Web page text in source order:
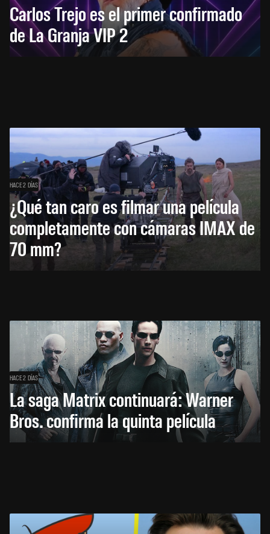
Carlos Trejo es el primer confirmado
de La Granja VIP 2
HACE 2 DÍAS
¿Qué tan caro es filmar una película
completamente con cámaras IMAX de
70 mm?
HACE 2 DÍAS
La saga Matrix continuará: Warner
Bros. confirma la quinta película